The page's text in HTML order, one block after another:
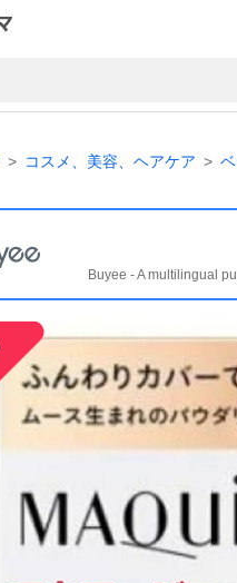
コスメ、美容、ヘアケア
Buyee - A multilingual